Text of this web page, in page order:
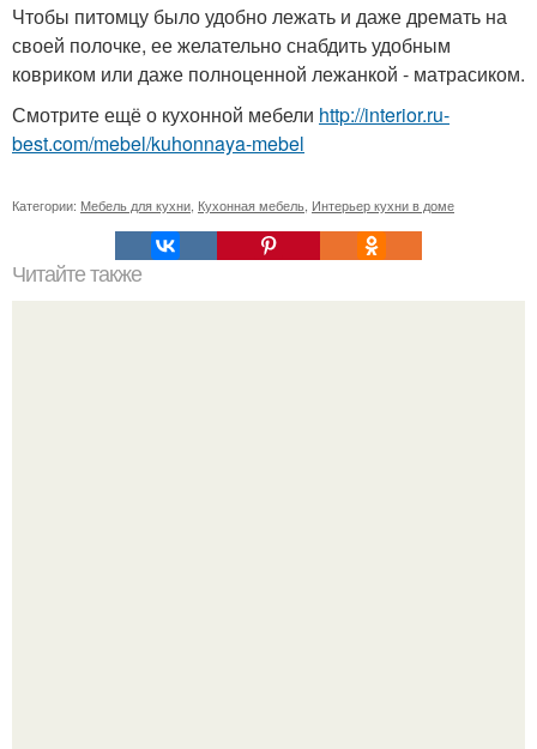
Чтобы питомцу было удобно лежать и даже дремать на
своей полочке, ее желательно снабдить удобным
ковриком или даже полноценной лежанкой - матрасиком.
Смотрите ещё о кухонной мебели http://interior.ru-
best.com/mebel/kuhonnaya-mebel
Категории: Мебель для кухни Кухонная мебель Интерьер кухни в доме
Читайте также